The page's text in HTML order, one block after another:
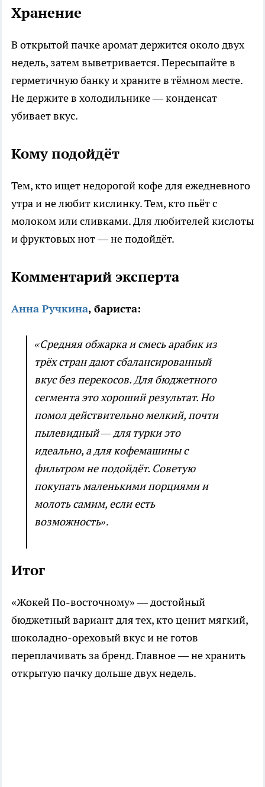
Хранение
В открытой пачке аромат держится около двух
недель, затем выветривается. Пересыпайте в
герметичную банку и храните в тёмном месте.
Не держите в холодильнике — конденсат
убивает вкус.
Кому подойдёт
Тем, кто ищет недорогой кофе для ежедневного
утра и не любит кислинку. Тем, кто пьёт с
молоком или сливками. Для любителей кислоты
и фруктовых нот — не подойдёт.
Комментарий эксперта
Анна Ручкина, бариста:
«Средняя обжарка и смесь арабик из
трёх стран дают сбалансированный
вкус без перекосов. Для бюджетного
сегмента это хороший результат. Но
помол действительно мелкий, почти
пылевидный — для турки это
идеально, а для кофемашины с
фильтром не подойдёт. Советую
покупать маленькими порциями и
молоть самим, если есть
возможность».
Итог
«Жокей По-восточному» — достойный
бюджетный вариант для тех, кто ценит мягкий,
шоколадно-ореховый вкус и не готов
переплачивать за бренд. Главное — не хранить
открытую пачку дольше двух недель.